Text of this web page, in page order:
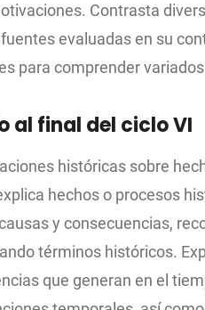
Contrasta
evaluadas en su
para comprender
al final del ciclo VI
históricas sobre
hechos o procesos
y consecuencias,
términos históricos.
que generan en el